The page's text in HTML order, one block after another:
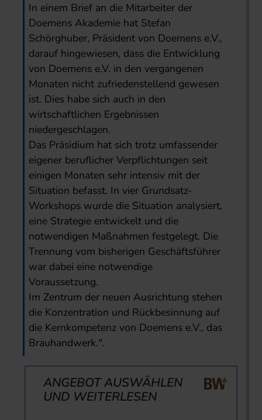
In einem Brief an die Mitarbeiter der
Doemens Akademie hat Stefan
Schörghuber, Präsident von Doemens e.V.,
darauf hingewiesen, dass die Entwicklung
von Doemens e.V. in den vergangenen
Monaten nicht zufriedenstellend gewesen
ist. Dies habe sich auch in den
wirtschaftlichen Ergebnissen
niedergeschlagen.
Das Präsidium hat sich trotz umfassender
eigener beruflicher Verpflichtungen seit
einigen Monaten sehr intensiv mit der
Situation befasst. In vier Grundsatz-
Workshops wurde die Situation analysiert,
eine Strategie entwickelt und die
notwendigen Maßnahmen festgelegt. Die
Trennung vom bisherigen Geschäftsführer
war dabei eine notwendige
Voraussetzung.
Im Zentrum der neuen Ausrichtung stehen
die Konzentration und Rückbesinnung auf
die Kernkompetenz von Doemens e.V., das
Brauhandwerk.".
ANGEBOT AUSWÄHLEN
UND WEITERLESEN